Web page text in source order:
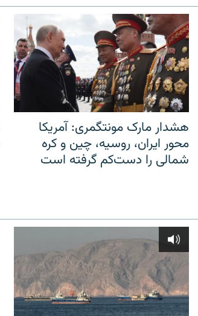
هشدار مارک مونتگمری: آمریکا
محور ایران، روسیه، چین و کره
شمالی را دست‌کم گرفته است